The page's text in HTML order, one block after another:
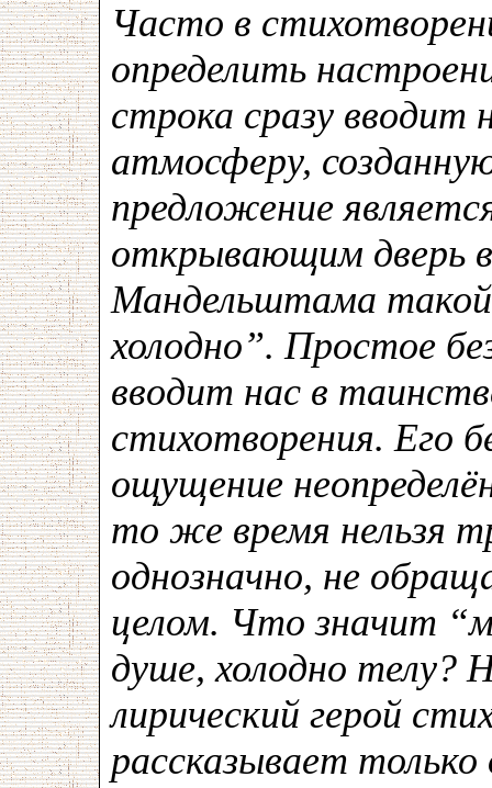
Часто в
определить
строка сразу
атмосферу,
предложение
открывающим дверь
Мандельштама
холодно”. Простое
вводит нас в
стихотворения. Его
ощущение
то же время нельзя
однозначно, не
целом. Что значит
душе, холодно телу?
лирический герой
рассказывает